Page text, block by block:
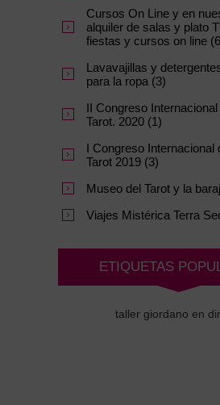
Cursos On Line y en
alquiler de salas y plato
fiestas y cursos on line
Lavavajillas y
para la ropa (3)
II Congreso
Tarot. 2020 (1)
I Congreso Internacional
Tarot 2019 (3)
Museo del Tarot y la
Viajes Mistérica Terra
ETIQUETAS
taller giordano en